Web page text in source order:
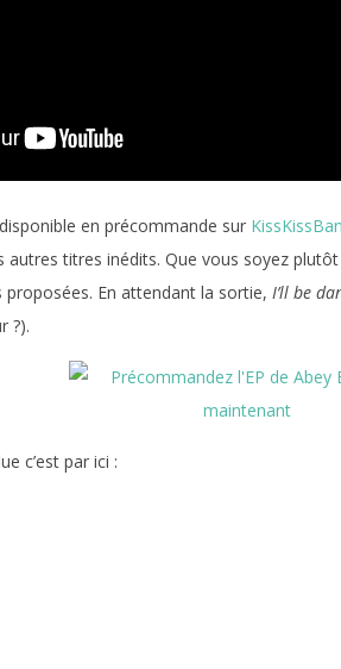
en précommande sur
titres inédits. Que vous soyez
En attendant la sortie, I’ll be
?).
c’est par ici :